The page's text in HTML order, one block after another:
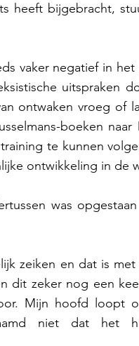
heeft bijgebracht,
vaker negatief in het
uitspraken
ontwaken vroeg of
boeken naar
te kunnen
ontwikkeling in de
was
zeiken en dat is
dit zeker nog een
Mijn hoofd loopt
niet dat het